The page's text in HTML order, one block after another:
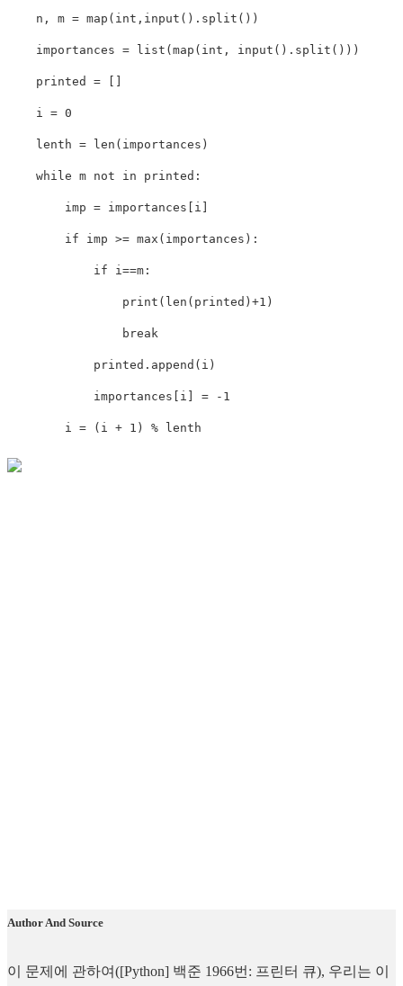
    n
, m = map ( int , input ( ) . split ( ) )
    importances
= list ( map ( int , input ( ) . split ( ) ) )
    printed
=
    i
= 0
    lenth
= len ( importances )
while m not in printed :
        imp
= importances i
if imp >= max ( importances ) :
if i ==m :
print ( len ( printed ) +1 )
break
            printed
. append ( i )
            importances
i = - 1
        i
= ( i + 1 ) % lenth
Author And Source
이 문제에 관하여([Python] 백준 1966번: 프린터 큐), 우리는 이